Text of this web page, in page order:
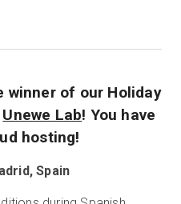
winner of our Holiday
Unewe Lab! You have
hosting!
Spain